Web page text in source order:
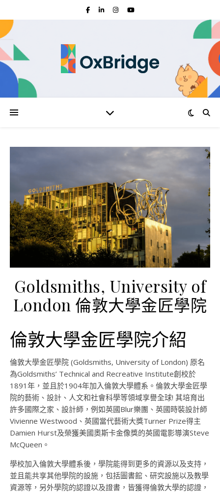
Goldsmiths, University of
London 倫敦大學金匠學院
倫敦大學金匠學院介紹
倫敦大學金匠學院 (Goldsmiths, University of London) 原名
為Goldsmiths’ Technical and Recreative Institute創校於
1891年，並且於1904年加入倫敦大學體系。倫敦大學金匠學
院的藝術、設計、人文和社會科學等領域享譽全球! 其培育出
許多國際之家、設計師，例如英國Blur樂團、英國時裝設計師
Vivienne Westwood、英國當代藝術大獎Turner Prize得主
Damien Hurst及榮獲美國奧斯卡金像獎的英國電影導演Steve
McQueen。
學校加入倫敦大學體系後，學院能得到更多的資源以及支持，
並且能共享其他學院的設施，包括圖書館、研究設施以及教學
資源等，另外學院的認證以及證書，皆獲得倫敦大學的認證，